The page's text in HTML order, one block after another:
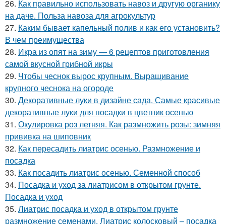
26. Как правильно использовать навоз и другую органику
на даче. Польза навоза для агрокультур
27. Каким бывает капельный полив и как его установить?
В чем преимущества
28. Икра из опят на зиму — 6 рецептов приготовления
самой вкусной грибной икры
29. Чтобы чеснок вырос крупным. Выращивание
крупного чеснока на огороде
30. Декоративные луки в дизайне сада. Самые красивые
декоративные луки для посадки в цветник осенью
31. Окулировка роз летняя. Как размножить розы: зимняя
прививка на шиповник
32. Как пересадить лиатрис осенью. Размножение и
посадка
33. Как посадить лиатрис осенью. Семенной способ
34. Посадка и уход за лиатрисом в открытом грунте.
Посадка и уход
35. Лиатрис посадка и уход в открытом грунте
размножение семенами. Лиатрис колосковый – посадка